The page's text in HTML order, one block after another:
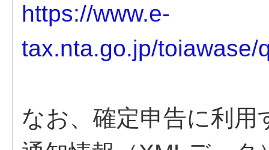
https://www.e-
tax.nta.go.jp/toiawase/
なお、確定申告に利